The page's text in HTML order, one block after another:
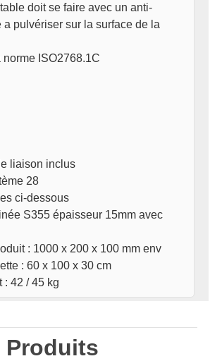
doit se faire avec un anti-
a pulvériser sur la surface de la
ISO2768.1C
liaison inclus
28
ci-dessous
S355 épaisseur 15mm avec
: 1000 x 200 x 100 mm env
: 60 x 100 x 30 cm
: 42 / 45 kg
Produits